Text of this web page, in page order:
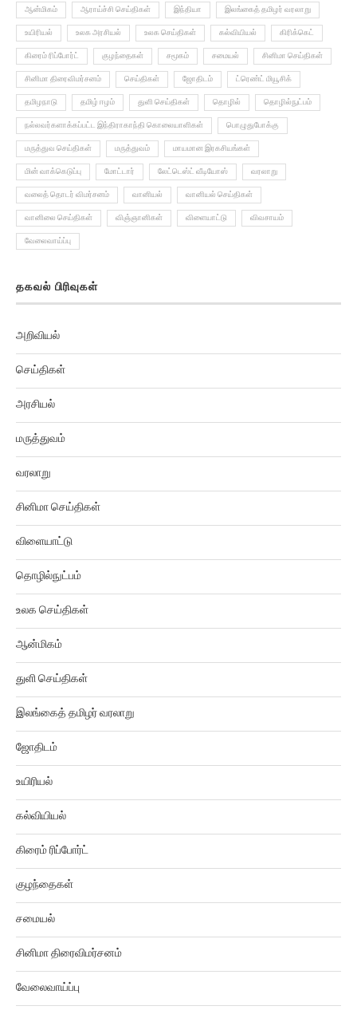
ஆன்மிகம் ஆராய்ச்சி செய்திகள் இந்தியா இலங்கைத் தமிழர் வரலாறு
உயிரியல் உலக அரசியல் உலக செய்திகள் கல்வியியல் கிரிக்கெட்
கிரைம் ரிப்போர்ட் குழந்தைகள் சமூகம் சமையல் சினிமா செய்திகள்
சினிமா திரைவிமர்சனம் செய்திகள் ஜோதிடம் ட்ரெண்ட் மியூசிக்
தமிழநாடு தமிழ் ஈழம் துளி செய்திகள் தொழில் தொழில்நுட்பம்
நல்லவர்களாக்கப்பட்ட இந்திராகாந்தி கொலையாளிகள் பொழுதுபோக்கு
மருத்துவ செய்திகள் மருத்துவம் மாயமான இரகசியங்கள்
மின் வாக்கெடுப்பு மோட்டார் லேட்டெஸ்ட் வீடியோஸ் வரலாறு
வலைத் தொடர் விமர்சனம் வானியல் வானியல் செய்திகள்
வானிலை செய்திகள் விஞ்ஞானிகள் விளையாட்டு விவசாயம்
வேலைவாய்ப்பு
தகவல் பிரிவுகள்
அறிவியல்
செய்திகள்
அரசியல்
மருத்துவம்
வரலாறு
சினிமா செய்திகள்
விளையாட்டு
தொழில்நுட்பம்
உலக செய்திகள்
ஆன்மிகம்
துளி செய்திகள்
இலங்கைத் தமிழர் வரலாறு
ஜோதிடம்
உயிரியல்
கல்வியியல்
கிரைம் ரிப்போர்ட்
குழந்தைகள்
சமையல்
சினிமா திரைவிமர்சனம்
வேலைவாய்ப்பு